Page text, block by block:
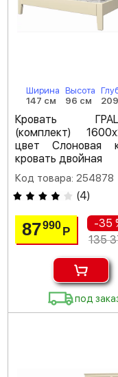
Ширина
147 см
Высота
96 см
Кровать
(комплект)
цвет Слоновая
кровать двойная
Код товара: 254878
(4)
87990Р
-35
135
под